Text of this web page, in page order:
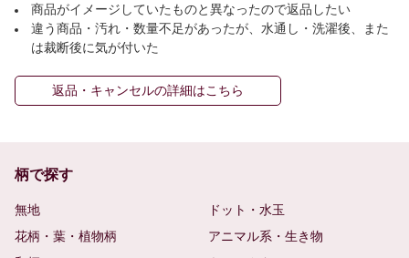
商品がイメージしていたものと異なったので返品したい
違う商品・汚れ・数量不足があったが、水通し・洗濯後、また
は裁断後に気が付いた
返品・キャンセルの詳細はこちら
柄で探す
無地
ドット・水玉
花柄・葉・植物柄
アニマル系・生き物